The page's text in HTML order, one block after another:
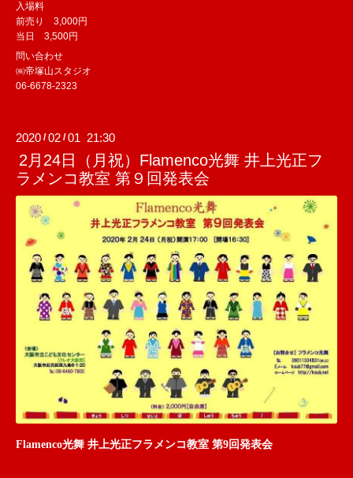
入場料
前売り 3,000円
当日 3,500円
問い合わせ
㈱帝塚山スタジオ
06-6678-2323
2020 /02 /01 21:30
2月24日（月祝）Flamenco光舞 井上光正フ
ラメンコ教室 第９回発表会
Flamenco光舞 井上光正フラメンコ教室 第9回発表会